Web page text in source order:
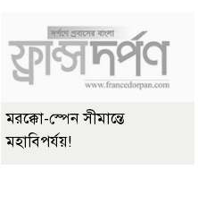
মরক্কো-স্পেন সীমান্তে
মহাবিপর্যয়!